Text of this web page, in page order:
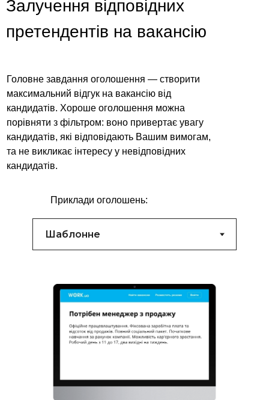
Головне завдання оголошення — створити
максимальний відгук на вакансію від
кандидатів. Хороше оголошення можна
порівняти з фільтром: воно привертає увагу
кандидатів, які відповідають Вашим вимогам,
та не викликає інтересу у невідповідних
кандидатів.
Залучення відповідних
претендентів на вакансію
Приклади оголошень: